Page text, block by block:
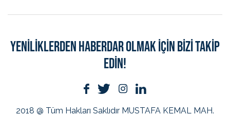
YENİLİKLERDEN HABERDAR OLMAK İÇİN BİZİ TAKİP
EDİN!
2018 @ Tüm Hakları Saklıdır MUSTAFA KEMAL MAH.